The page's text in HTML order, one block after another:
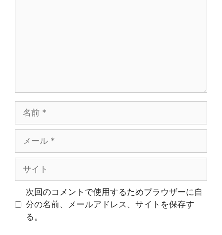
ル
次回のコメントで使用するためブラウザーに自
分の名前、メールアドレス、サイトを保存す
る。